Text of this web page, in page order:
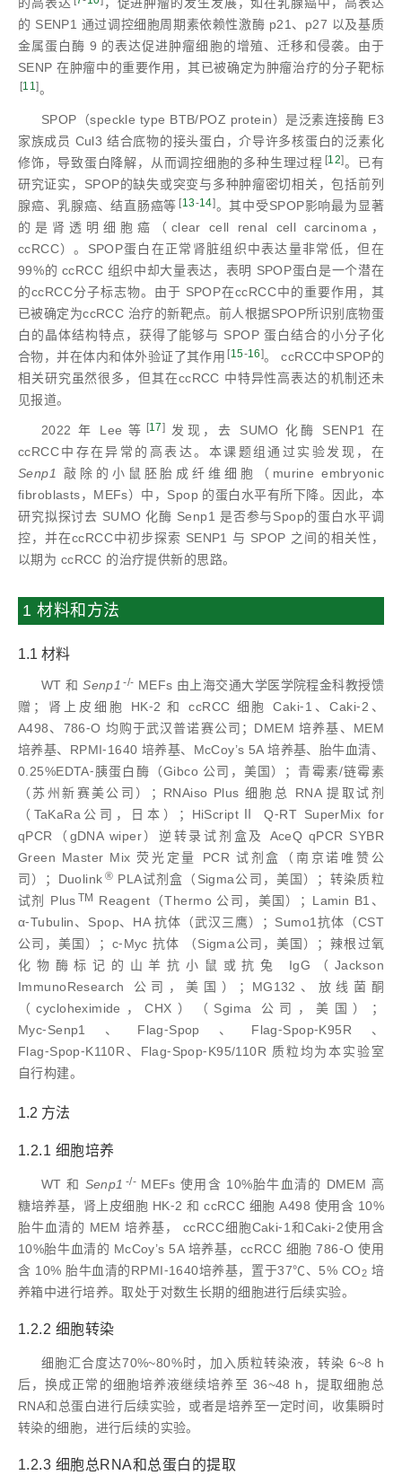
的 SENP1 通过调控细胞周期素依赖性激酶 p21、p27 以及基质
金属蛋白酶 9 的表达促进肿瘤细胞的增殖、迁移和侵袭。由于
SENP 在肿瘤中的重要作用，其已被确定为肿瘤治疗的分子靶标
[11]。
SPOP（speckle type BTB/POZ protein）是泛素连接酶 E3
家族成员 Cul3 结合底物的接头蛋白，介导许多核蛋白的泛素化
修饰，导致蛋白降解，从而调控细胞的多种生理过程 [12]。已有
研究证实，SPOP的缺失或突变与多种肿瘤密切相关，包括前列
腺癌、乳腺癌、结直肠癌等 [13-14]。其中受SPOP影响最为显著
的是肾透明细胞癌（clear cell renal cell carcinoma，
ccRCC）。SPOP蛋白在正常肾脏组织中表达量非常低，但在
99%的 ccRCC 组织中却大量表达，表明 SPOP蛋白是一个潜在
的ccRCC分子标志物。由于 SPOP在ccRCC中的重要作用，其
已被确定为ccRCC 治疗的新靶点。前人根据SPOP所识别底物蛋
白的晶体结构特点，获得了能够与 SPOP 蛋白结合的小分子化
合物，并在体内和体外验证了其作用 [15-16]。 ccRCC中SPOP的
相关研究虽然很多，但其在ccRCC 中特异性高表达的机制还未
见报道。
2022 年 Lee 等 [17]
发现，去 SUMO 化酶 SENP1 在
ccRCC中存在异常的高表达。本课题组通过实验发现，在
Senp1敲除的小鼠胚胎成纤维细胞（murine embryonic
fibroblasts，MEFs）中，Spop 的蛋白水平有所下降。因此，本
研究拟探讨去 SUMO 化酶 Senp1 是否参与Spop的蛋白水平调
控，并在ccRCC中初步探索 SENP1 与 SPOP 之间的相关性，
以期为 ccRCC 的治疗提供新的思路。
1 材料和方法
1.1 材料
WT 和Senp1 -/- MEFs 由上海交通大学医学院程金科教授馈
赠；肾上皮细胞 HK⁃2 和 ccRCC 细胞 Caki⁃1、Caki⁃2、
A498、786⁃O 均购于武汉普诺赛公司；DMEM 培养基、MEM
培养基、RPMI⁃1640 培养基、McCoy’s 5A 培养基、胎牛血清、
0.25%EDTA⁃胰蛋白酶（Gibco 公司，美国）；青霉素/链霉素
（苏州新赛美公司）；RNAiso Plus 细胞总 RNA 提取试剂
（TaKaRa公司，日本）；HiScriptⅡ Q⁃RT SuperMix for
qPCR（gDNA wiper）逆转录试剂盒及 AceQ qPCR SYBR
Green Master Mix 荧光定量 PCR 试剂盒（南京诺唯赞公
司）；Duolink ® PLA试剂盒（Sigma公司，美国）；转染质粒
试剂 Plus TM
Reagent（Thermo 公司，美国）；Lamin B1、
α⁃Tubulin、Spop、HA 抗体（武汉三鹰）；Sumo1抗体（CST
公司，美国）；c⁃Myc 抗体 （Sigma公司，美国）；辣根过氧
化物酶标记的山羊抗小鼠或抗兔 IgG（Jackson
ImmunoResearch 公司，美国）；MG132、放线菌酮
（cycloheximide，CHX）（Sgima 公司，美国）；
Myc⁃Senp1、Flag⁃Spop、Flag⁃Spop⁃K95R、
Flag⁃Spop⁃K110R、Flag⁃Spop⁃K95/110R 质粒均为本实验室
自行构建。
1.2 方法
1.2.1 细胞培养
WT 和 Senp1 -/-MEFs 使用含 10%胎牛血清的 DMEM 高
糖培养基，肾上皮细胞 HK⁃2 和 ccRCC 细胞 A498 使用含 10%
胎牛血清的 MEM 培养基， ccRCC细胞Caki⁃1和Caki⁃2使用含
10%胎牛血清的 McCoy’s 5A 培养基，ccRCC 细胞 786⁃O 使用
含 10% 胎牛血清的RPMI⁃1640培养基，置于37℃、5% CO2 培
养箱中进行培养。取处于对数生长期的细胞进行后续实验。
1.2.2 细胞转染
细胞汇合度达70%~80%时，加入质粒转染液，转染 6~8 h
后，换成正常的细胞培养液继续培养至 36~48 h，提取细胞总
RNA和总蛋白进行后续实验，或者是培养至一定时间，收集瞬时
转染的细胞，进行后续的实验。
1.2.3 细胞总RNA和总蛋白的提取